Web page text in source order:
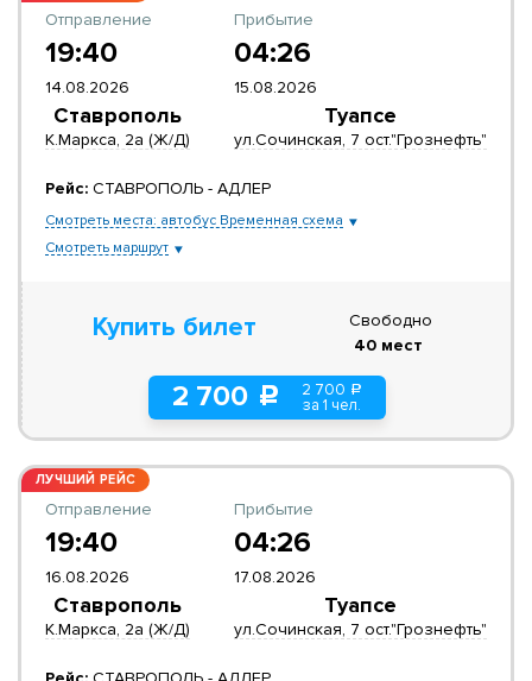
Отправление
19:40
14.08.2026
Ставрополь
К.Маркса, 2а (Ж/Д)
Прибытие
04:26
15.08.2026
Туапсе
ул.Сочинская, 7 ост."Грознефть"
Рейс: СТАВРОПОЛЬ - АДЛЕР
Смотреть места: автобус Временная схема
Смотреть маршрут
Купить билет
2 700 c 2 700 a
за 1 чел.
Свободно
40 мест
ЛУЧШИЙ РЕЙС
Отправление
19:40
16.08.2026
Ставрополь
К.Маркса, 2а (Ж/Д)
Прибытие
04:26
17.08.2026
Туапсе
ул.Сочинская, 7 ост."Грознефть"